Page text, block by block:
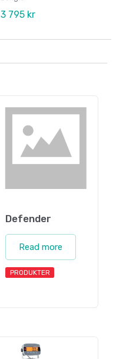
3 795 kr
Defender
Read more
PRODUKTER